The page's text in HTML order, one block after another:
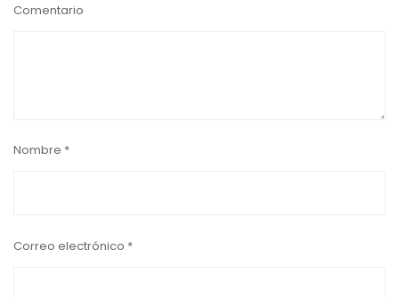
Comentario
Nombre *
Correo electrónico *